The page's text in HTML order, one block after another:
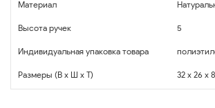
Материал
Высота ручек 5
Индивидуальная упаковка товара
Размеры (В x Ш x Т) 32 x 26 x